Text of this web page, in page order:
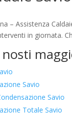
– Assistenza
in giornata.
nosti
Savio
Savio
Totale Savio